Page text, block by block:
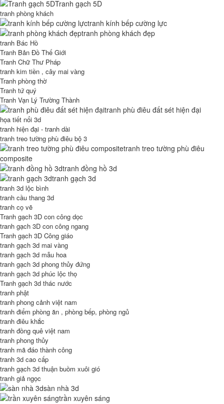
Tranh gạch 5D
tranh phòng khách
tranh kính bếp cường lực
tranh phòng khách đẹp
tranh Bác Hồ
Tranh Bản Đồ Thế Giới
Tranh Chữ Thư Pháp
tranh kim tiền , cây mai vàng
Tranh phòng thờ
Tranh tứ quý
Tranh Vạn Lý Trường Thành
tranh phù điêu đất sét hiện đại
họa tiết nổi 3d
tranh hiện đại - tranh dài
tranh treo tường phù điêu bộ 3
tranh treo tường phù điêu
composite
tranh đồng hồ 3d
tranh gạch 3d
tranh 3d lộc bình
tranh cầu thang 3d
tranh cọ vẽ
Tranh gạch 3D con công dọc
tranh gạch 3D con công ngang
Tranh gạch 3D Công giáo
tranh gạch 3d mai vàng
tranh gạch 3d mẫu hoa
tranh gạch 3d phong thủy đứng
tranh gạch 3d phúc lộc thọ
Tranh gạch 3d thác nước
tranh phật
tranh phong cảnh việt nam
tranh điểm phòng ăn , phòng bếp, phòng ngủ
tranh điêu khắc
tranh đồng quê việt nam
tranh phong thủy
tranh mã đáo thành công
tranh 3d cao cấp
tranh gạch 3d thuận buồm xuôi gió
tranh giả ngọc
sàn nhà 3d
trần xuyên sáng